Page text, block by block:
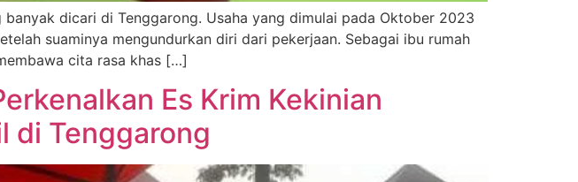
dicari di Tenggarong. Usaha yang dimulai pada Oktober 2023
suaminya mengundurkan diri dari pekerjaan. Sebagai ibu rumah
cita rasa khas […]
Es Krim Kekinian
di Tenggarong